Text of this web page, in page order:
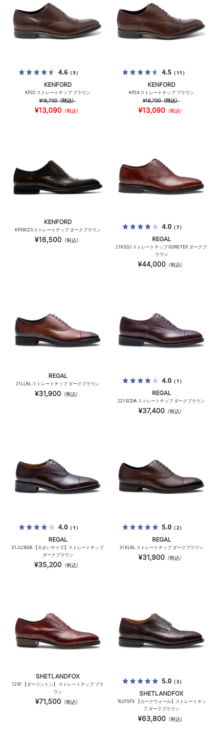
4.6（5）
KENFORD
KP22 ストレートチップ ブラウン
¥18,700（税込）
¥13,090（税込）
4.5（11）
KENFORD
KP24 ストレートチップ ブラウン
¥18,700（税込）
¥13,090（税込）
KENFORD
KP28C25 ストレートチップ ダークブラウン
¥16,500（税込）
4.0（7）
REGAL
218SDJ ストレートチップ GORE-TEX ダークブ
ラウン
¥44,000（税込）
REGAL
21LLBL ストレートチップ ダークブラウン
¥31,900 （税込）
4.0（1）
REGAL
221SCDA ストレートチップ ダークブラウン
¥37,400 （税込）
4.0（1）
REGAL
31JLCBEB 【大きいサイズ】ストレートチップ
ダークブラウン
¥35,200 （税込）
5.0（2）
REGAL
31KLBL ストレートチップ ダークブラウン
¥31,900 （税込）
SHETLANDFOX
125F 【ダーリントン】 ストレートチップ ブラ
ウン
¥71,500（税込）
5.0（3）
SHETLANDFOX
762FSFX 【カークウォール】ストレートチッ
プ ダークブラウン
¥63,800（税込）